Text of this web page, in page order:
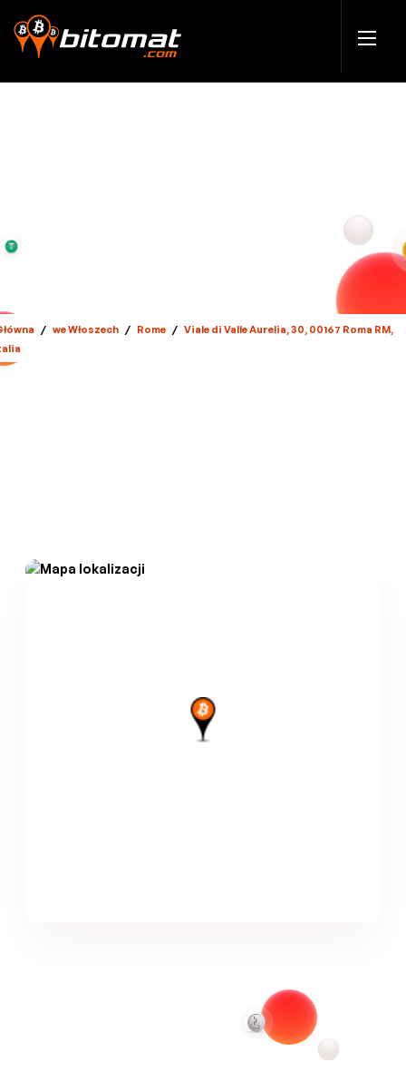
/ we Włoszech / Rome / Viale di Valle Aurelia, 30, 00167 Roma RM,